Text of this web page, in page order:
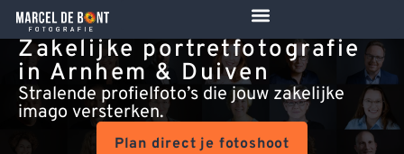
de
inhoud
Zakelijke portretfotografie
in Arnhem & Duiven
Stralende profielfoto’s die jouw zakelijke
imago versterken.
Plan direct je fotoshoot